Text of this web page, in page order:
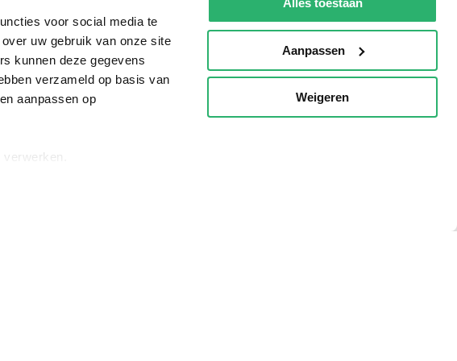
voor social media te
uw gebruik van onze site
kunnen deze gegevens
verzameld op basis van
aanpassen op
Alles toestaan
Aanpassen
Weigeren